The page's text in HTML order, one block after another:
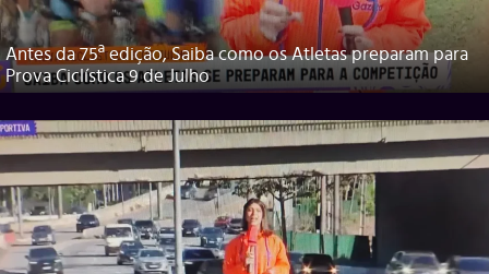
Antes da 75ª edição, Saiba como os Atletas preparam para
Prova Ciclística 9 de Julho